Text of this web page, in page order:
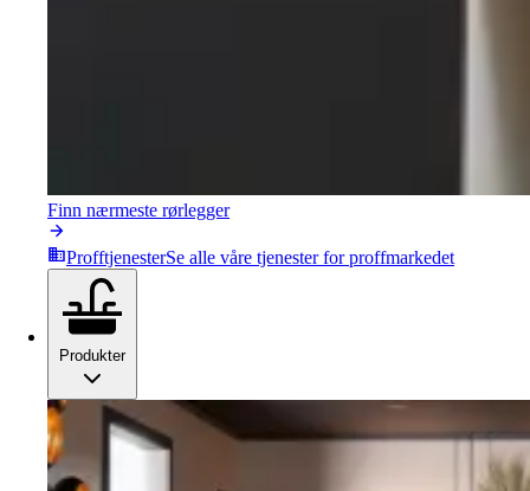
Finn nærmeste rørlegger
ProfftjenesterSe alle våre tjenester for proffmarkedet
Produkter